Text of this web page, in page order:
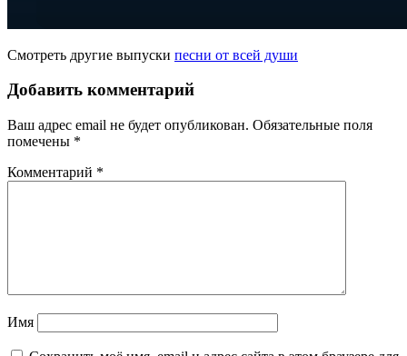
Смотреть другие выпуски песни от всей души
Добавить комментарий
Ваш адрес email не будет опубликован. Обязательные поля
помечены *
Комментарий *
Имя